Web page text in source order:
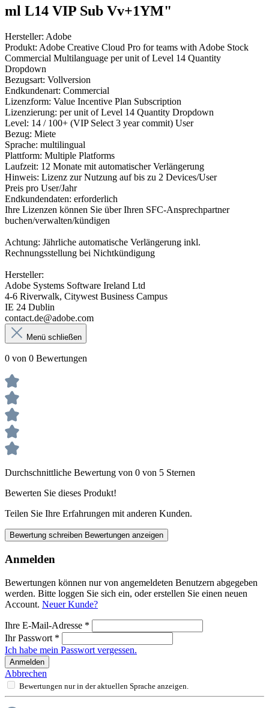
ml L14 VIP Sub Vv+1YM"
Hersteller: Adobe
Produkt: Adobe Creative Cloud Pro for teams with Adobe Stock
Commercial Multilanguage per unit of Level 14 Quantity
Dropdown
Bezugsart: Vollversion
Endkundenart: Commercial
Lizenzform: Value Incentive Plan Subscription
Lizenzierung: per unit of Level 14 Quantity Dropdown
Level: 14 / 100+ (VIP Select 3 year commit) User
Bezug: Miete
Sprache: multilingual
Plattform: Multiple Platforms
Laufzeit: 12 Monate mit automatischer Verlängerung
Hinweis: Lizenz zur Nutzung auf bis zu 2 Devices/User
Preis pro User/Jahr
Endkundendaten: erforderlich
Ihre Lizenzen können Sie über Ihren SFC-Ansprechpartner
buchen/verwalten/kündigen
Achtung: Jährliche automatische Verlängerung inkl.
Rechnungsstellung bei Nichtkündigung
Hersteller:
Adobe Systems Software Ireland Ltd
4-6 Riverwalk, Citywest Business Campus
IE 24 Dublin
contact.de@adobe.com
Menü schließen
0 von 0 Bewertungen
Durchschnittliche Bewertung von 0 von 5 Sternen
Bewerten Sie dieses Produkt!
Teilen Sie Ihre Erfahrungen mit anderen Kunden.
Bewertung schreiben Bewertungen anzeigen
Anmelden
Bewertungen können nur von angemeldeten Benutzern abgegeben
werden. Bitte loggen Sie sich ein, oder erstellen Sie einen neuen
Account. Neuer Kunde?
Ihre E-Mail-Adresse *
Ihr Passwort *
Ich habe mein Passwort vergessen.
Anmelden
Abbrechen
Bewertungen nur in der aktuellen Sprache anzeigen.